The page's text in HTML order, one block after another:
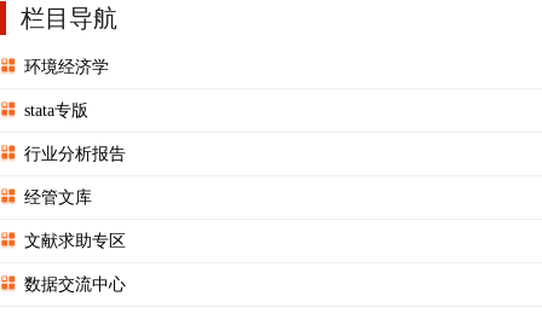
栏目导航
环境经济学
stata专版
行业分析报告
经管文库
文献求助专区
数据交流中心